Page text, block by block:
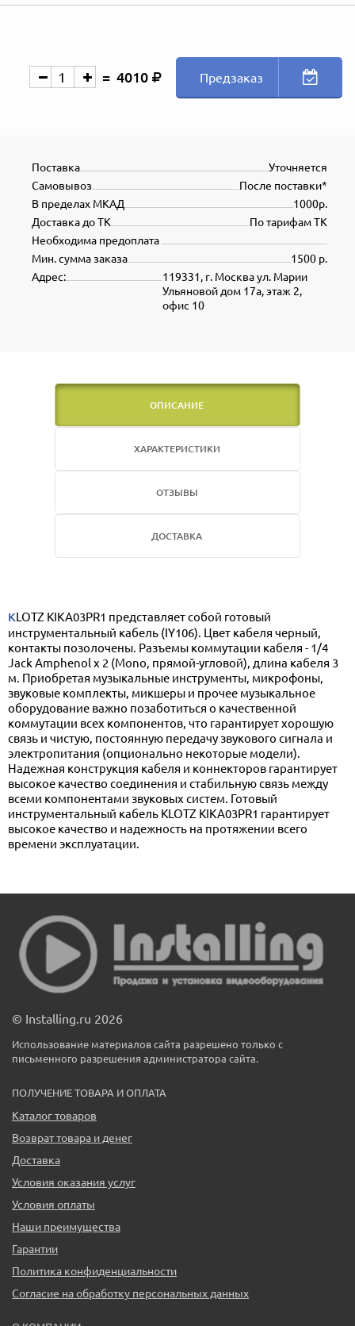
4010 Предзаказ
Уточняется
Поставка
После поставки*
Самовывоз
1000р.
В пределах МКАД
По тарифам ТК
Доставка до ТК
Необходима предоплата
1500 р.
Мин. сумма заказа
119331, г. Москва ул. Марии
Ульяновой дом 17а, этаж 2,
офис 10
Адрес:
ОПИСАНИЕ
ХАРАКТЕРИСТИКИ
ОТЗЫВЫ
ДОСТАВКА
KLOTZ KIKA03PR1 представляет собой готовый
инструментальный кабель (IY106). Цвет кабеля черный,
контакты позолочены. Разъемы коммутации кабеля - 1/4
Jack Amphenol х 2 (Mono, прямой-угловой), длина кабеля 3
м. Приобретая музыкальные инструменты, микрофоны,
звуковые комплекты, микшеры и прочее музыкальное
оборудование важно позаботиться о качественной
коммутации всех компонентов, что гарантирует хорошую
связь и чистую, постоянную передачу звукового сигнала и
электропитания (опционально некоторые модели).
Надежная конструкция кабеля и коннекторов гарантирует
высокое качество соединения и стабильную связь между
всеми компонентами звуковых систем. Готовый
инструментальный кабель KLOTZ KIKA03PR1 гарантирует
высокое качество и надежность на протяжении всего
времени эксплуатации.
© Installing.ru 2026
Использование материалов сайта разрешено только с
письменного разрешения администратора сайта.
ПОЛУЧЕНИЕ ТОВАРА И ОПЛАТА
Каталог товаров
Возврат товара и денег
Доставка
Условия оказания услуг
Условия оплаты
Наши преимущества
Гарантии
Политика конфиденциальности
Согласие на обработку персональных данных